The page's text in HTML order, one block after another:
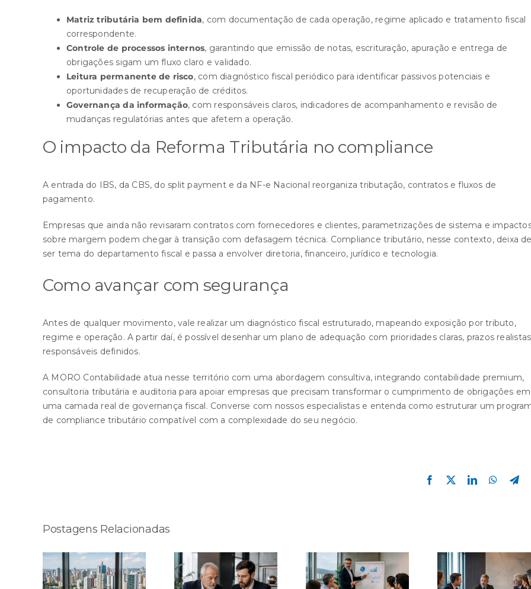
Matriz tributária bem definida, com documentação de cada operação, regime aplicado e tratamento fiscal
correspondente.
Controle de processos internos, garantindo que emissão de notas, escrituração, apuração e entrega de
obrigações sigam um fluxo claro e validado.
Leitura permanente de risco, com diagnóstico fiscal periódico para identificar passivos potenciais e
oportunidades de recuperação de créditos.
Governança da informação, com responsáveis claros, indicadores de acompanhamento e revisão de
mudanças regulatórias antes que afetem a operação.
O impacto da Reforma Tributária no compliance
A entrada do IBS, da CBS, do split payment e da NF-e Nacional reorganiza tributação, contratos e fluxos de
pagamento.
Empresas que ainda não revisaram contratos com fornecedores e clientes, parametrizações de sistema e
sobre margem podem chegar à transição com defasagem técnica. Compliance tributário, nesse contexto, deixa
ser tema do departamento fiscal e passa a envolver diretoria, financeiro, jurídico e tecnologia.
Como avançar com segurança
Antes de qualquer movimento, vale realizar um diagnóstico fiscal estruturado, mapeando exposição por tributo,
regime e operação. A partir daí, é possível desenhar um plano de adequação com prioridades claras, prazos
responsáveis definidos.
A MORO Contabilidade atua nesse território com uma abordagem consultiva, integrando contabilidade premium,
consultoria tributária e auditoria para apoiar empresas que precisam transformar o cumprimento de obrigações em
uma camada real de governança fiscal. Converse com nossos especialistas e entenda como estruturar um
de compliance tributário compatível com a complexidade do seu negócio.
Facebook LinkedIn
Postagens Relacionadas